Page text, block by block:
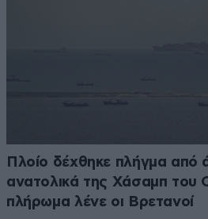
Πλοίο δέχθηκε πλήγμα από
ανατολικά της Χάσαμπ
πλήρωμα λένε οι Βρετανοί